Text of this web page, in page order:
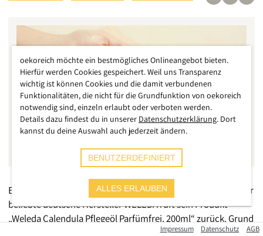
Ein aktueller Rückruf sorgt für große Sorgen unter Eltern. Der
beliebte deutsche Hersteller WELEDA ruft sein Produkt
„Weleda Calendula Pflegeöl Parfümfrei, 200ml“ zurück. Grund
nicht ausgeschlossen werden (könne),
Impressum Datenschutz AGB
oekoreich möchte ein bestmögliches Onlineangebot bieten.
Hierfür werden Cookies gespeichert. Weil uns Transparenz
wichtig ist können Cookies und die damit verbundenen
Funktionalitäten, die nicht für die Grundfunktion von oekoreich
notwendig sind, einzeln erlaubt oder verboten werden.
Details dazu findest du in unserer Datenschutzerklärung. Dort
kannst du deine Auswahl auch jederzeit ändern.
BENUTZERDEFINIERT
ALLES ERLAUBEN